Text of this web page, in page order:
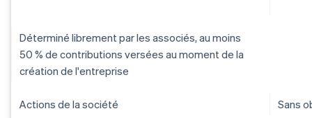
Déterminé librement par les associés, au moins
50 % de contributions versées au moment de la
création de l'entreprise
Actions de la société Sans